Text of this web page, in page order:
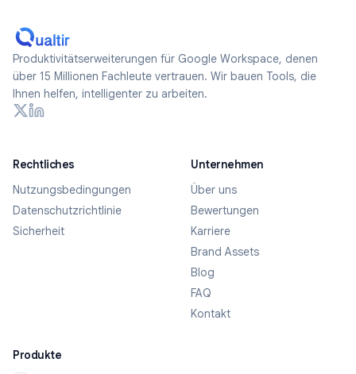
Produktivitätserweiterungen für Google Workspace, denen
über 15 Millionen Fachleute vertrauen. Wir bauen Tools, die
Ihnen helfen, intelligenter zu arbeiten.
Rechtliches
Nutzungsbedingungen
Datenschutzrichtlinie
Sicherheit
Unternehmen
Über uns
Bewertungen
Karriere
Brand Assets
Blog
FAQ
Kontakt
Produkte